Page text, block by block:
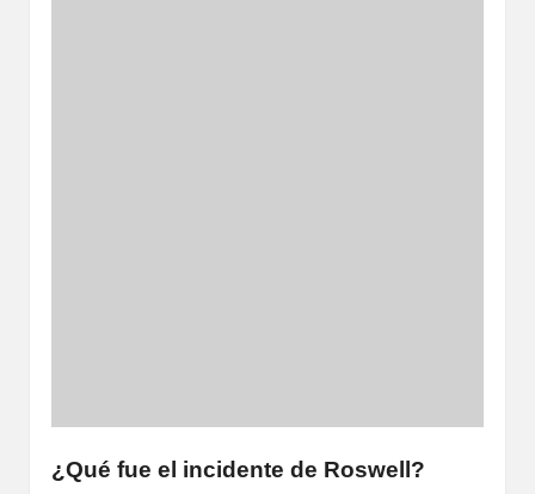
¿Qué fue el incidente de Roswell?